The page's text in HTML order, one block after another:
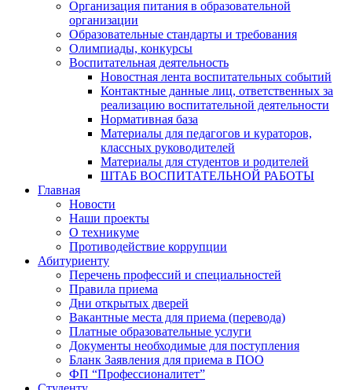
Организация питания в образовательной
организации
Образовательные стандарты и требования
Олимпиады, конкурсы
Воспитательная деятельность
Новостная лента воспитательных событий
Контактные данные лиц, ответственных за
реализацию воспитательной деятельности
Нормативная база
Материалы для педагогов и кураторов,
классных руководителей
Материалы для студентов и родителей
ШТАБ ВОСПИТАТЕЛЬНОЙ РАБОТЫ
Главная
Новости
Наши проекты
О техникуме
Противодействие коррупции
Абитуриенту
Перечень профессий и специальностей
Правила приема
Дни открытых дверей
Вакантные места для приема (перевода)
Платные образовательные услуги
Документы необходимые для поступления
Бланк Заявления для приема в ПОО
ФП “Профессионалитет”